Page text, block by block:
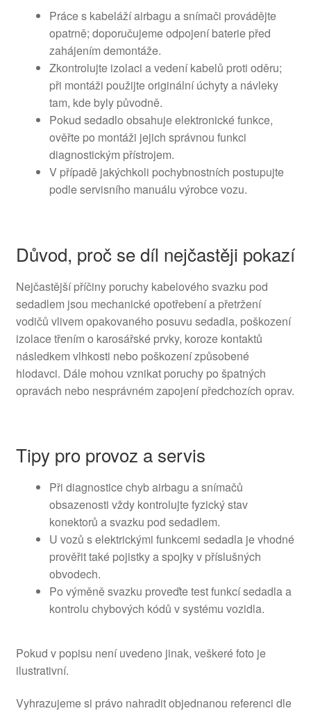
Práce s kabeláží airbagu a snímači provádějte
opatrně; doporučujeme odpojení baterie před
zahájením demontáže.
Zkontrolujte izolaci a vedení kabelů proti oděru;
při montáži použijte originální úchyty a návleky
tam, kde byly původně.
Pokud sedadlo obsahuje elektronické funkce,
ověřte po montáži jejich správnou funkci
diagnostickým přístrojem.
V případě jakýchkoli pochybnostních postupujte
podle servisního manuálu výrobce vozu.
Důvod, proč se díl nejčastěji pokazí
Nejčastější příčiny poruchy kabelového svazku pod
sedadlem jsou mechanické opotřebení a přetržení
vodičů vlivem opakovaného posuvu sedadla, poškození
izolace třením o karosářské prvky, koroze kontaktů
následkem vlhkosti nebo poškození způsobené
hlodavci. Dále mohou vznikat poruchy po špatných
opravách nebo nesprávném zapojení předchozích oprav.
Tipy pro provoz a servis
Při diagnostice chyb airbagu a snímačů
obsazenosti vždy kontrolujte fyzický stav
konektorů a svazku pod sedadlem.
U vozů s elektrickými funkcemi sedadla je vhodné
prověřit také pojistky a spojky v příslušných
obvodech.
Po výměně svazku proveďte test funkcí sedadla a
kontrolu chybových kódů v systému vozidla.
Pokud v popisu není uvedeno jinak, veškeré foto je
ilustrativní.
Vyhrazujeme si právo nahradit objednanou referenci dle